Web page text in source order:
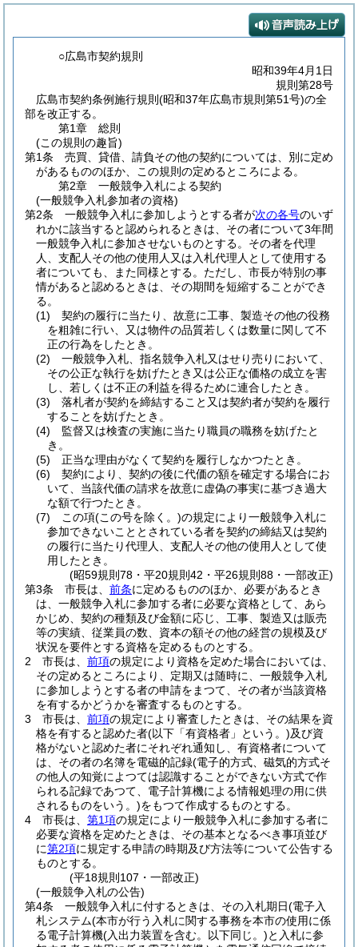
○広島市契約規則
昭和39年4月1日
規則第28号
広島市契約条例施行規則(昭和37年広島市規則第51号)の全
部を改正する。
第1章
総則
(この規則の趣旨)
第1条
売買、貸借、請負その他の契約については、別に定め
があるもののほか、この規則の定めるところによる。
第2章
一般競争入札による契約
(一般競争入札参加者の資格)
第2条
一般競争入札に参加しようとする者が次の各号のいず
れかに該当すると認められるときは、その者について3年間
一般競争入札に参加させないものとする。 その者を代理
人、支配人その他の使用人又は入札代理人として使用する
者についても、また同様とする。 ただし、市長が特別の事
情があると認めるときは、その期間を短縮することができ
る。
(1)
契約の履行に当たり、故意に工事、製造その他の役務
を粗雑に行い、又は物件の品質若しくは数量に関して不
正の行為をしたとき。
(2)
一般競争入札、指名競争入札又はせり売りにおいて、
その公正な執行を妨げたとき又は公正な価格の成立を害
し、若しくは不正の利益を得るために連合したとき。
(3)
落札者が契約を締結すること又は契約者が契約を履行
することを妨げたとき。
(4)
監督又は検査の実施に当たり職員の職務を妨げたと
き。
(5)
正当な理由がなくて契約を履行しなかつたとき。
(6)
契約により、契約の後に代価の額を確定する場合にお
いて、当該代価の請求を故意に虚偽の事実に基づき過大
な額で行つたとき。
(7)
この項(この号を除く。)の規定により一般競争入札に
参加できないこととされている者を契約の締結又は契約
の履行に当たり代理人、支配人その他の使用人として使
用したとき。
(昭59規則78・平20規則42・平26規則88・一部改正)
第3条
市長は、 前条に定めるもののほか、必要があるとき
は、一般競争入札に参加する者に必要な資格として、あら
かじめ、契約の種類及び金額に応じ、工事、製造又は販売
等の実績、従業員の数、資本の額その他の経営の規模及び
状況を要件とする資格を定めるものとする。
2
市長は、 前項の規定により資格を定めた場合においては、
その定めるところにより、定期又は随時に、一般競争入札
に参加しようとする者の申請をまつて、その者が当該資格
を有するかどうかを審査するものとする。
3
市長は、 前項の規定により審査したときは、その結果を資
格を有すると認めた者(以下「有資格者」という。)及び資
格がないと認めた者にそれぞれ通知し、有資格者について
は、その者の名簿を電磁的記録(電子的方式、磁気的方式そ
の他人の知覚によつては認識することができない方式で作
られる記録であつて、電子計算機による情報処理の用に供
されるものをいう。)をもつて作成するものとする。
4
市長は、 第1項の規定により一般競争入札に参加する者に
必要な資格を定めたときは、その基本となるべき事項並び
に第2項に規定する申請の時期及び方法等について公告する
ものとする。
(平18規則107・一部改正)
(一般競争入札の公告)
第4条
一般競争入札に付するときは、その入札期日(電子入
札システム(本市が行う入札に関する事務を本市の使用に係
る電子計算機(入出力装置を含む。以下同じ。)と入札に参